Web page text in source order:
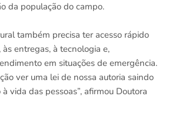
da população do campo.
também precisa ter acesso rápido
às entregas, à tecnologia e,
em situações de emergência.
ver uma lei de nossa autoria saindo
vida das pessoas”, afirmou Doutora